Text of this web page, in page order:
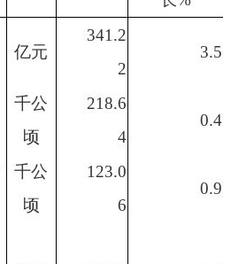
亿元
341.2
2
3.5
千公
顷
218.6
4
0.4
千公
顷
123.0
6
0.9